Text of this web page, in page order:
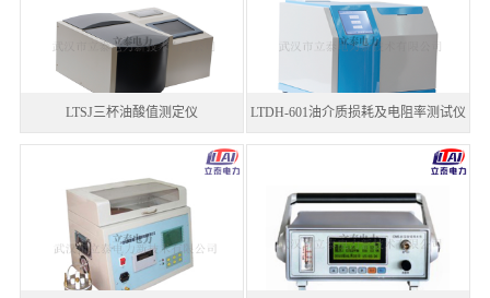
LTSJ​三杯油酸值测定仪 LTDH-601油介质损耗及电阻率测试仪